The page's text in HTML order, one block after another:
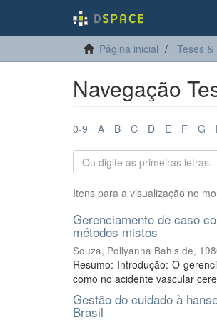
Página inicial Teses &
Navegação
0-9 A B C D E F G
Itens para a visualização no
Gerenciamento de caso
métodos mistos
Souza, Pollyanna Bahls de,
Resumo: Introdução: O
como no acidente vascular
Gestão do cuidado à
Brasil